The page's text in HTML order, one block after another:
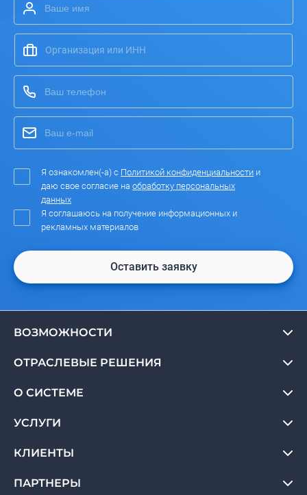
Я ознакомлен(-а) с Политикой конфиденциальности и
даю свое согласие на обработку персональных
данных
Я соглашаюсь на получение информационных и
рекламных материалов
Оставить заявку
ВОЗМОЖНОСТИ
ОТРАСЛЕВЫЕ РЕШЕНИЯ
О СИСТЕМЕ
УСЛУГИ
КЛИЕНТЫ
ПАРТНЕРЫ